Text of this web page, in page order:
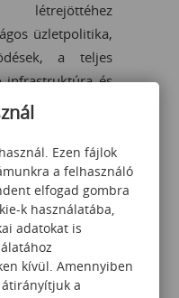
létrejöttéhez
üzletpolitika,
a teljes
infrastruktúra és
a virtuális és a
elmosódik: a
érzékeléshez, a
a
emberi agyhoz
hogy szükség
a kormányzati
Ezen fájlok
a felhasználó
elfogad gombra
k használatába,
adatokat is
kívül. Amennyiben
a